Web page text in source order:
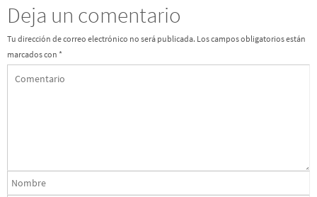
Deja un comentario
Tu dirección de correo electrónico no será publicada. Los campos obligatorios están
marcados con *